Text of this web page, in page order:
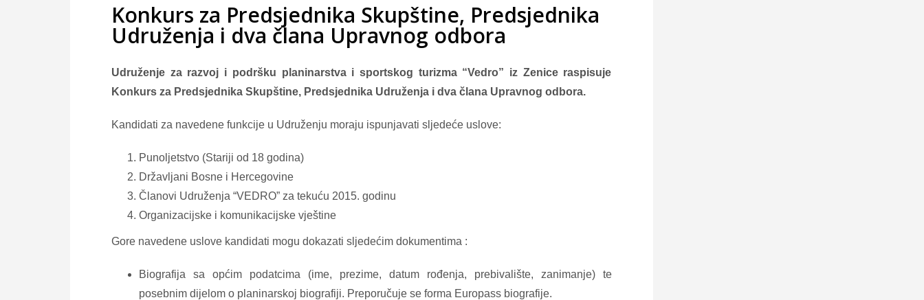
Konkurs za Predsjednika Skupštine, Predsjednika
Udruženja i dva člana Upravnog odbora
Udruženje za razvoj i podršku planinarstva i sportskog turizma “Vedro” iz Zenice raspisuje
Konkurs za Predsjednika Skupštine, Predsjednika Udruženja i dva člana Upravnog odbora.
Kandidati za navedene funkcije u Udruženju moraju ispunjavati sljedeće uslove:
Punoljetstvo (Stariji od 18 godina)
Državljani Bosne i Hercegovine
Članovi Udruženja “VEDRO” za tekuću 2015. godinu
Organizacijske i komunikacijske vještine
Gore navedene uslove kandidati mogu dokazati sljedećim dokumentima :
Biografija sa općim podatcima (ime, prezime, datum rođenja, prebivalište, zanimanje) te
posebnim dijelom o planinarskoj biografiji. Preporučuje se forma Europass biografije.